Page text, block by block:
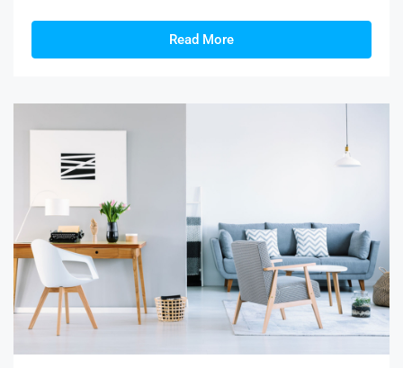
Read More